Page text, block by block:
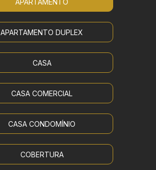
APARTAMENTO DUPLEX
CASA
CASA COMERCIAL
CASA CONDOMÍNIO
COBERTURA